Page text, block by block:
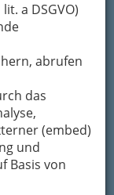
a DSGVO)
abrufen
das
(embed)
und
Basis von